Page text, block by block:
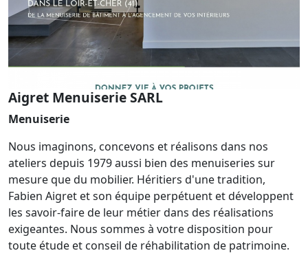
Aigret Menuiserie SARL
Menuiserie
Nous imaginons, concevons et réalisons dans nos
ateliers depuis 1979 aussi bien des menuiseries sur
mesure que du mobilier. Héritiers d'une tradition,
Fabien Aigret et son équipe perpétuent et développent
les savoir-faire de leur métier dans des réalisations
exigeantes. Nous sommes à votre disposition pour
toute étude et conseil de réhabilitation de patrimoine.